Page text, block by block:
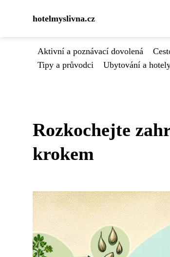
hotelmyslivna.cz
Aktivní a poznávací dovolená
Tipy a průvodci
Ubytování a
Rozkochejte
krokem